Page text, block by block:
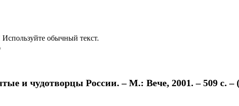
обычный текст.
и чудотворцы России. – М.: Вече, 2001. – 509 с. –